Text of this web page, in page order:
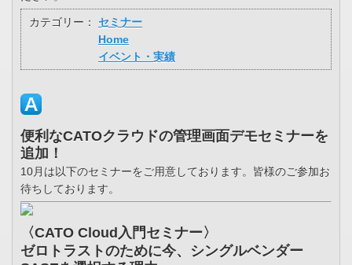
カテゴリー：
セミナー
Home
イベント・実績
便利なCATOクラウドの管理画面デモセミナーを
追加！
10月は以下のセミナーをご用意しております。皆様のご参加お
待ちしております。
〈CATO Cloud入門セミナー〉
ゼロトラストのために今、シングルベンダー